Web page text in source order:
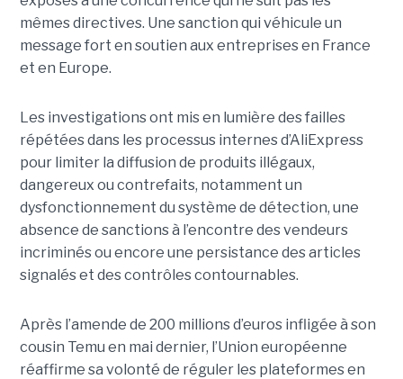
mêmes directives. Une sanction qui véhicule un
message fort en soutien aux entreprises en France
et en Europe.
Les investigations ont mis en lumière des failles
répétées dans les processus internes d’AliExpress
pour limiter la diffusion de produits illégaux,
dangereux ou contrefaits, notamment un
dysfonctionnement du système de détection, une
absence de sanctions à l’encontre des vendeurs
incriminés ou encore une persistance des articles
signalés et des contrôles contournables.
Après l’amende de 200 millions d’euros infligée à son
cousin Temu en mai dernier, l’Union européenne
réaffirme sa volonté de réguler les plateformes en